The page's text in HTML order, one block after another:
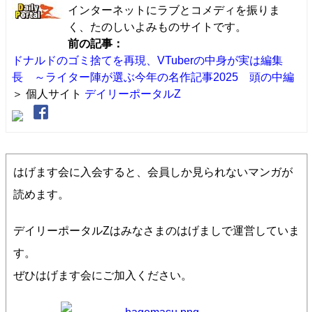
インターネットにラブとコメディを振りま
く、たのしいよみものサイトです。
前の記事：
ドナルドのゴミ捨てを再現、VTuberの中身が実は編集
長 ～ライター陣が選ぶ今年の名作記事2025 頭の中編
＞ 個人サイト デイリーポータルZ
はげます会に入会すると、会員しか見られないマンガが
読めます。
デイリーポータルZはみなさまのはげましで運営していま
す。
ぜひはげます会にご加入ください。